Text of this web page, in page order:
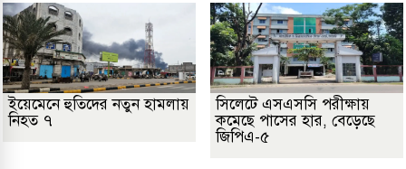
ইয়েমেনে হুতিদের নতুন হামলায়
নিহত ৭
সিলেটে এসএসসি পরীক্ষায়
কমেছে পাসের হার, বেড়েছে
জিপিএ-৫